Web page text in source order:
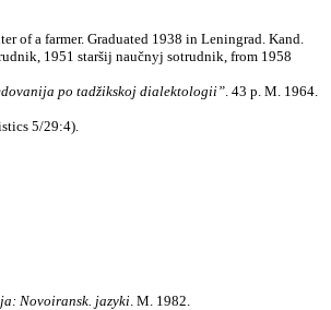
of a farmer. Graduated 1938 in Leningrad. Kand.
1951 staršij naučnyj sotrudnik, from 1958
po tadžikskoj dialektologii”. 43 p. M. 1964.
5/29:4).
Novoiransk. jazyki. M. 1982.